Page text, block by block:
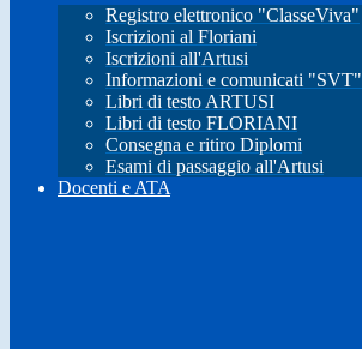
Registro elettronico "ClasseViva"
Iscrizioni al Floriani
Iscrizioni all'Artusi
Informazioni e comunicati "SVT"
Libri di testo ARTUSI
Libri di testo FLORIANI
Consegna e ritiro Diplomi
Esami di passaggio all'Artusi
Docenti e ATA